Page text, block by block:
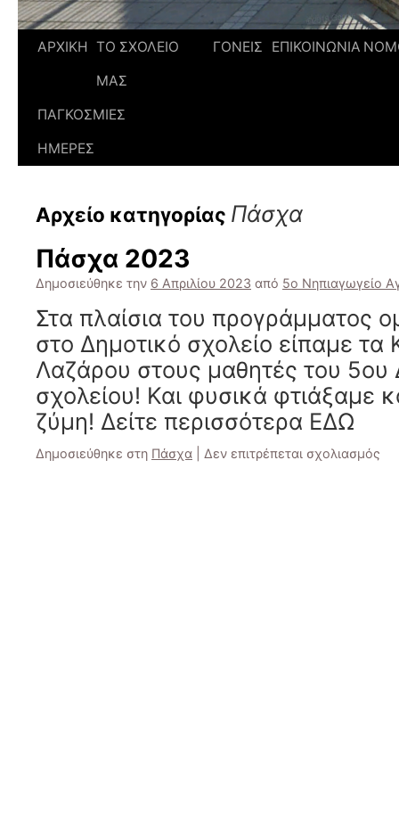
ΑΡΧΙΚΗ ΤΟ ΣΧΟΛΕΙΟ
ΜΑΣ
ΓΟΝΕΙΣ ΕΠΙΚΟΙΝΩΝΙΑ
ΠΑΓΚΟΣΜΙΕΣ
ΗΜΕΡΕΣ
Αρχείο κατηγορίας Πάσχα
Πάσχα 2023
Δημοσιεύθηκε την 6 Απριλίου 2023 από 5ο Νηπιαγωγείο
Στα πλαίσια του προγράμματος
στο Δημοτικό σχολείο είπαμε τα
Λαζάρου στους μαθητές του 5ου
σχολείου! Και φυσικά φτιάξαμε
ζύμη! Δείτε περισσότερα ΕΔΩ
Δημοσιεύθηκε στη Πάσχα Δεν επιτρέπεται σχολιασμός